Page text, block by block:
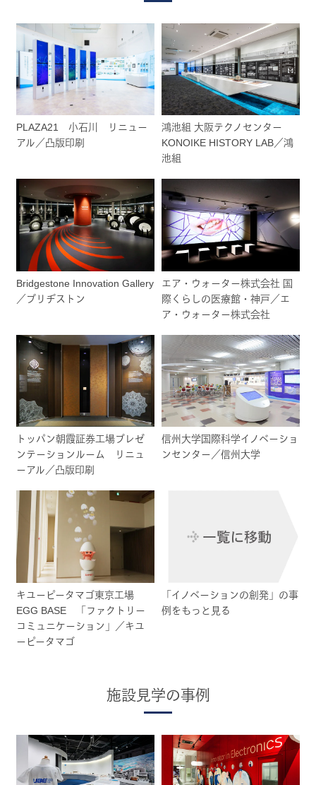
PLAZA21 小石川 リニュー
アル／凸版印刷
鴻池組 大阪テクノセンター
KONOIKE HISTORY LAB／鴻
池組
Bridgestone Innovation Gallery
／ブリヂストン
エア・ウォーター株式会社 国
際くらしの医療館・神戸／エ
ア・ウォーター株式会社
トッパン朝霞証券工場プレゼ
ンテーションルーム リニュ
ーアル／凸版印刷
信州大学国際科学イノベーショ
ンセンター／信州大学
キユーピータマゴ東京工場
EGG BASE 「ファクトリー
コミュニケーション」／キユ
ーピータマゴ
「イノベーションの創発」の事
例をもっと見る
施設見学の事例